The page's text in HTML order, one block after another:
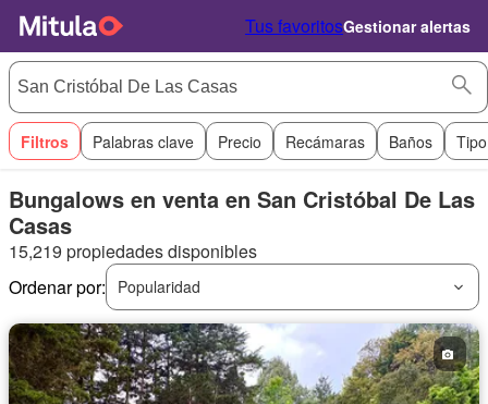
Tus favoritosGestionar alertas
Filtros Palabras clave Precio Recámaras Baños
Bungalows en venta en San Cristóbal De Las
Casas
15,219 propiedades disponibles
Ordenar por:
Popularidad